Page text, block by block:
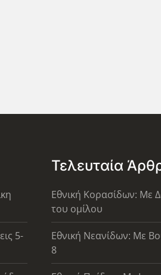
5-
Τελευταία
Εθνική Κορασίδων: Με
του ομίλου
Εθνική Νεανίδων: Με
8